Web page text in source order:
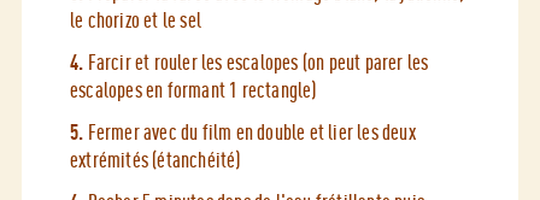
le chorizo et le sel
4. Farcir et rouler les escalopes (on peut parer les
escalopes en formant 1 rectangle)
5. Fermer avec du film en double et lier les deux
extrémités (étanchéité)